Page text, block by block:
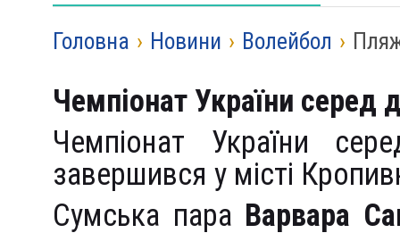
Головна › Новини › Волейбол ›
Чемпіонат України серед
Чемпіонат України
завершився у місті
Сумська пара Варвара